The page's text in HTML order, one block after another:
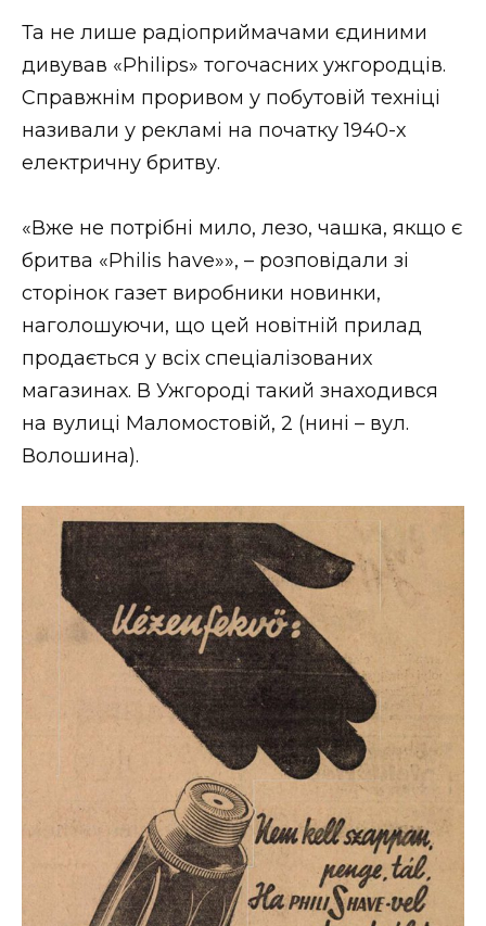
Та не лише радіоприймачами єдиними
дивував «Philips» тогочасних ужгородців.
Справжнім проривом у побутовій техніці
називали у рекламі на початку 1940-х
електричну бритву.
«Вже не потрібні мило, лезо, чашка, якщо є
бритва «Philis have»», – розповідали зі
сторінок газет виробники новинки,
наголошуючи, що цей новітній прилад
продається у всіх спеціалізованих
магазинах. В Ужгороді такий знаходився
на вулиці Маломостовій, 2 (нині – вул.
Волошина).